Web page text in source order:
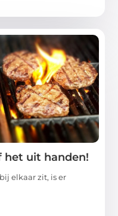
het uit handen!
elkaar zit, is er